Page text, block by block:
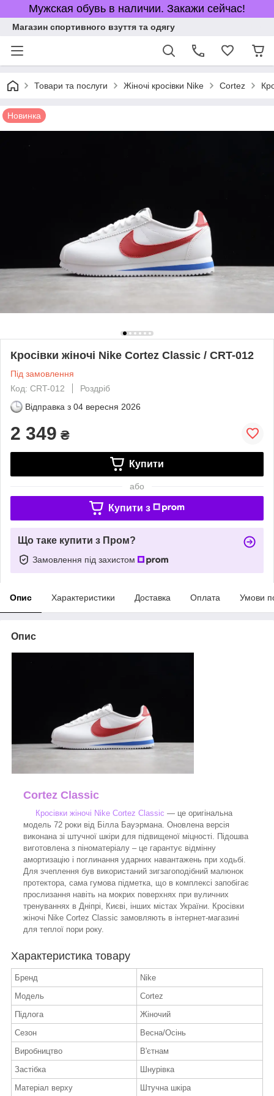
Мужская обувь в наличии. Закажи сейчас!
Магазин спортивного взуття та одягу
Товари та послуги Жіночі кросівки Nike Cortez
Новинка
Кросівки жіночі Nike Cortez Classic / CRT-012
Під замовлення
Код: CRT-012
Роздріб
Відправка з 04 вересня 2026
2 349 ₴
Купити
або
Купити з
Що таке купити з Пром?
Замовлення під захистом
Опис Характеристики Доставка Оплата Умови
Опис
Cortez Classic
Кросівки жіночі Nike Cortez Classic — це оригінальна
модель 72 роки від Білла Бауэрмана. Оновлена версія
виконана зі штучної шкіри для підвищеної міцності. Підошва
виготовлена з піноматеріалу – це гарантує відмінну
амортизацію і поглинання ударних навантажень при ходьбі.
Для зчеплення був використаний зигзагоподібний малюнок
протектора, сама гумова підметка, що в комплексі запобігає
прослизання навіть на мокрих поверхнях при вуличних
тренуваннях в Дніпрі, Києві, інших містах України. Кросівки
жіночі Nike Cortez Classic замовляють в інтернет-магазині
для теплої пори року.
Характеристика товару
Бренд
Nike
Модель
Cortez
Підлога
Жіночий
Сезон
Весна/Осінь
Виробництво
В'єтнам
Застібка
Шнурівка
Матеріал верху
Штучна шкіра